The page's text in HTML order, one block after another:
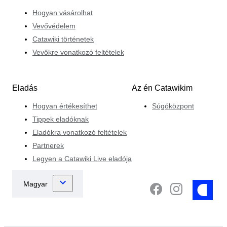
Hogyan vásárolhat
Vevővédelem
Catawiki történetek
Vevőkre vonatkozó feltételek
Eladás
Hogyan értékesíthet
Tippek eladóknak
Eladókra vonatkozó feltételek
Partnerek
Legyen a Catawiki Live eladója
Az én Catawikim
Súgóközpont